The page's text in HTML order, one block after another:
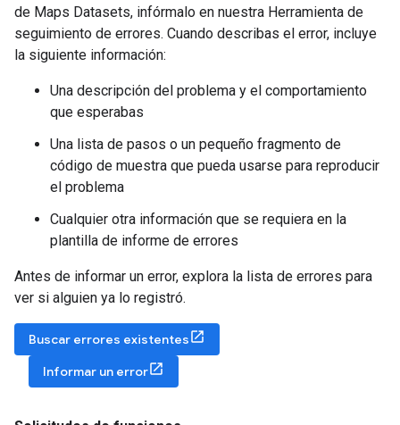
de Maps Datasets, infórmalo en nuestra Herramienta de
seguimiento de errores. Cuando describas el error, incluye
la siguiente información:
Una descripción del problema y el comportamiento
que esperabas
Una lista de pasos o un pequeño fragmento de
código de muestra que pueda usarse para reproducir
el problema
Cualquier otra información que se requiera en la
plantilla de informe de errores
Antes de informar un error, explora la lista de errores para
ver si alguien ya lo registró.
Buscar errores existentes
Informar un error